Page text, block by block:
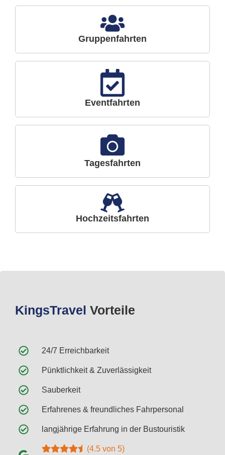
Gruppenfahrten
Eventfahrten
Tagesfahrten
Hochzeitsfahrten
KingsTravel Vorteile
24/7 Erreichbarkeit
Pünktlichkeit & Zuverlässigkeit
Sauberkeit
Erfahrenes & freundliches Fahrpersonal
langjährige Erfahrung in der Bustouristik
(4.5 von 5)